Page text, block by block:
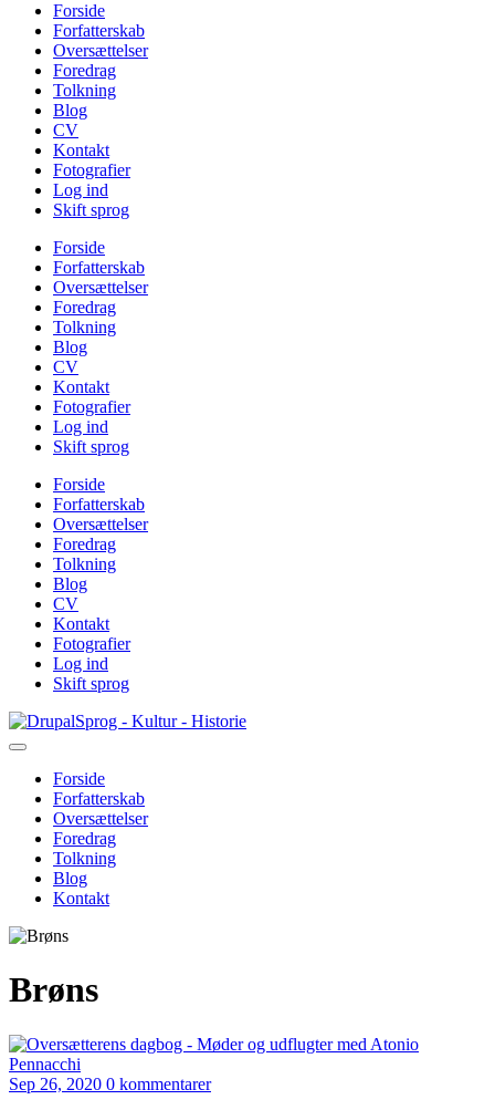
Forside
Forfatterskab
Oversættelser
Foredrag
Tolkning
Blog
CV
Kontakt
Fotografier
Log ind
Skift sprog
Forside
Forfatterskab
Oversættelser
Foredrag
Tolkning
Blog
CV
Kontakt
Fotografier
Log ind
Skift sprog
Forside
Forfatterskab
Oversættelser
Foredrag
Tolkning
Blog
CV
Kontakt
Fotografier
Log ind
Skift sprog
Gå
til
Sprog - Kultur - Historie
Primær
navigation
Forside
Forfatterskab
Oversættelser
Foredrag
Tolkning
Blog
Kontakt
Brøns
Sep 26, 2020 0 kommentarer